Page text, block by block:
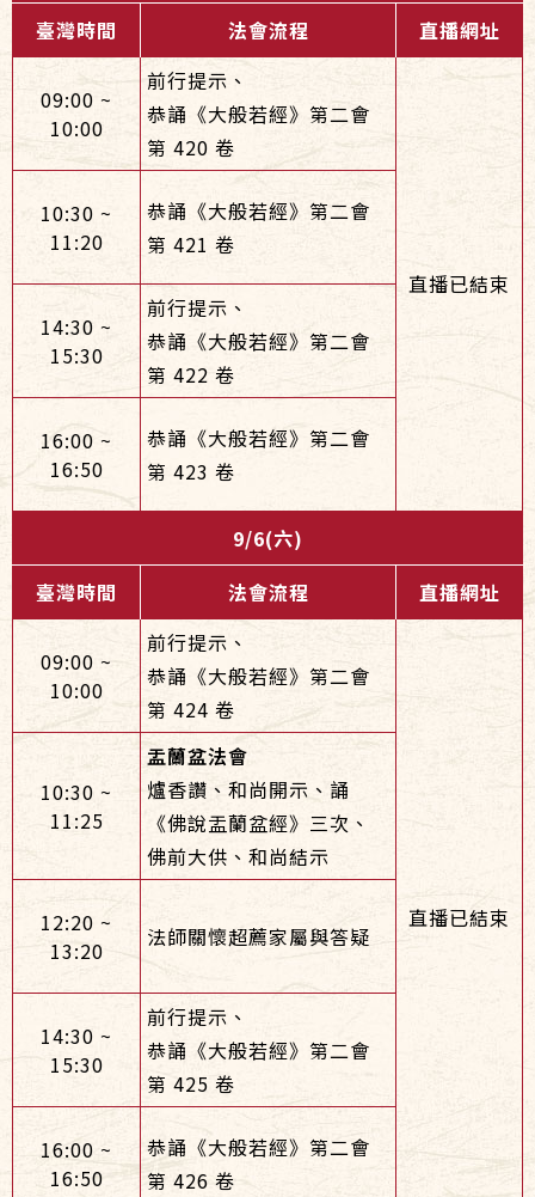
臺灣時間 法會流程 直播網址
09:00 ~
10:00
前行提示、
恭誦《大般若經》第二會
第 420 卷
直播已結束
10:30 ~
11:20
恭誦《大般若經》第二會
第 421 卷
14:30 ~
15:30
前行提示、
恭誦《大般若經》第二會
第 422 卷
16:00 ~
16:50
恭誦《大般若經》第二會
第 423 卷
9/6(六)
臺灣時間
法會流程 直播網址
09:00 ~
10:00
前行提示、
恭誦《大般若經》第二會
第 424 卷
直播已結束
10:30 ~
11:25
盂蘭盆法會
爐香讚、和尚開示、誦
《佛說盂蘭盆經》三次、
佛前大供、和尚結示
12:20 ~
13:20
法師關懷超薦家屬與答疑
14:30 ~
15:30
前行提示、
恭誦《大般若經》第二會
第 425 卷
16:00 ~
16:50
恭誦《大般若經》第二會
第 426 卷